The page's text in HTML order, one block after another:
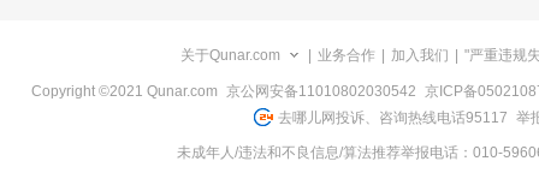
关于Qunar.com 业务合作 加入我们 "严重违规
Copyright ©2021 Qunar.com 京公网安备11010802030542 京ICP备
去哪儿网投诉、咨询热线电话95117 举
未成年人/违法和不良信息/算法推荐举报电话：010-